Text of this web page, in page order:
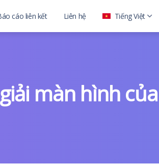
cáo liên kết Liên hệ Tiếng Việt
màn hình